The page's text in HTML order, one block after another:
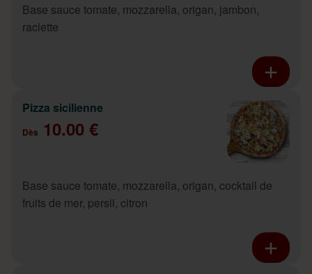
Base sauce tomate, mozzarella, origan, jambon,
raclette
Pizza sicilienne
Dès 10.00 €
Base sauce tomate, mozzarella, origan, cocktail de
fruits de mer, persil, citron